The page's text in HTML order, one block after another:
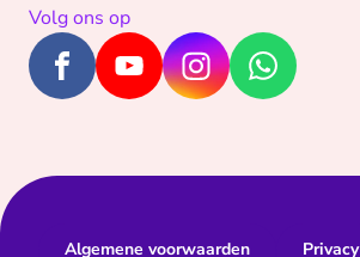
Volg ons op
Algemene voorwaarden Privacy